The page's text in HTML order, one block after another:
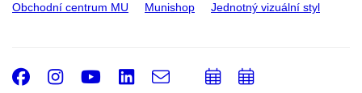
Obchodní centrum MU Munishop Jednotný vizuální styl
Facebook
Instagram
Youtube
LinkedIn
e-
PřidatPřidat